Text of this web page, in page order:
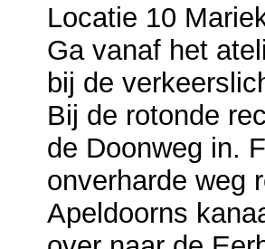
Locatie 10
Ga vanaf het
bij de
Bij de rotonde
de Doonweg in.
onverharde weg
Apeldoorns